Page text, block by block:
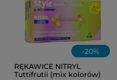
-20%
RĘKAWICE NITRYL
Tuttifrutii (mix kolorów)